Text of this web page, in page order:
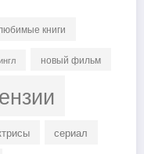
книги
новый фильм
сериал